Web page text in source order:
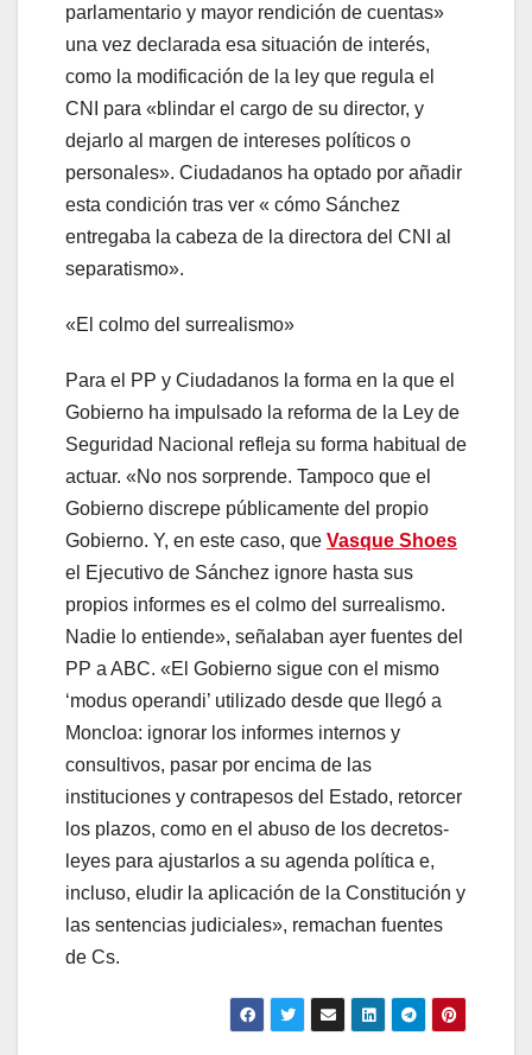
parlamentario y mayor rendición de cuentas»
una vez declarada esa situación de interés,
como la modificación de la ley que regula el
CNI para «blindar el cargo de su director, y
dejarlo al margen de intereses políticos o
personales». Ciudadanos ha optado por añadir
esta condición tras ver « cómo Sánchez
entregaba la cabeza de la directora del CNI al
separatismo».
«El colmo del surrealismo»
Para el PP y Ciudadanos la forma en la que el
Gobierno ha impulsado la reforma de la Ley de
Seguridad Nacional refleja su forma habitual de
actuar. «No nos sorprende. Tampoco que el
Gobierno discrepe públicamente del propio
Gobierno. Y, en este caso, que Vasque Shoes
el Ejecutivo de Sánchez ignore hasta sus
propios informes es el colmo del surrealismo.
Nadie lo entiende», señalaban ayer fuentes del
PP a ABC. «El Gobierno sigue con el mismo
‘modus operandi’ utilizado desde que llegó a
Moncloa: ignorar los informes internos y
consultivos, pasar por encima de las
instituciones y contrapesos del Estado, retorcer
los plazos, como en el abuso de los decretos-
leyes para ajustarlos a su agenda política e,
incluso, eludir la aplicación de la Constitución y
las sentencias judiciales», remachan fuentes
de Cs.